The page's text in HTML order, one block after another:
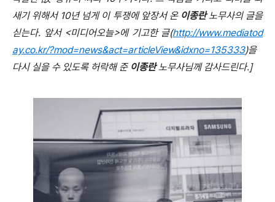
새기 위해서 10년 넘게 이 투쟁에 앞장서 온 이종란노무사의 글을
싣는다. 앞서 <미디어오늘>에 기고한 글(http://www.mediatod
ay.co.kr/?mod=news&act=articleView&idxno=135333)을
다시 실을 수 있도록 허락해 준 이종란노무사님께 감사드린다.]